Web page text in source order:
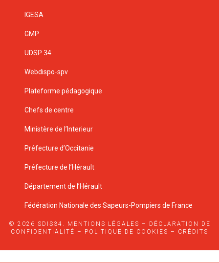
IGESA
GMP
UDSP 34
Webdispo-spv
Plateforme pédagogique
Chefs de centre
Ministère de l’Interieur
Préfecture d’Occitanie
Préfecture de l’Hérault
Département de l’Hérault
Fédération Nationale des Sapeurs-Pompiers de France
© 2026 SDIS34. MENTIONS LÉGALES –
DÉCLARATION DE
CONFIDENTIALITÉ – POLITIQUE DE COOKIES – CRÉDITS